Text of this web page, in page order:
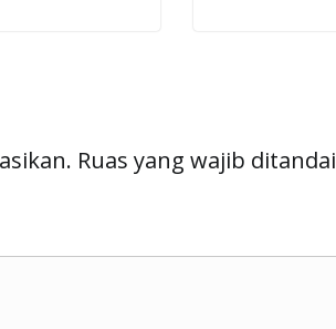
Ruas yang wajib ditandai